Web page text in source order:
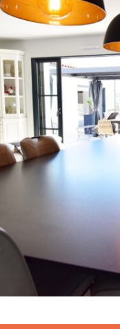
de
web
Animation
réseaux
sociaux –
Community
Flying